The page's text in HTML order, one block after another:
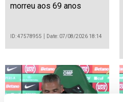
morreu aos 69 anos
ID: 47578955 Date: 07/08/2026 18:14